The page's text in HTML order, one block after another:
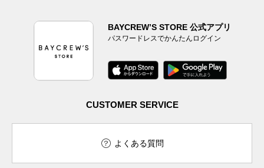
BAYCREW’S STORE 公式アプリ
パスワードレスでかんたんログイン
CUSTOMER SERVICE
よくある質問